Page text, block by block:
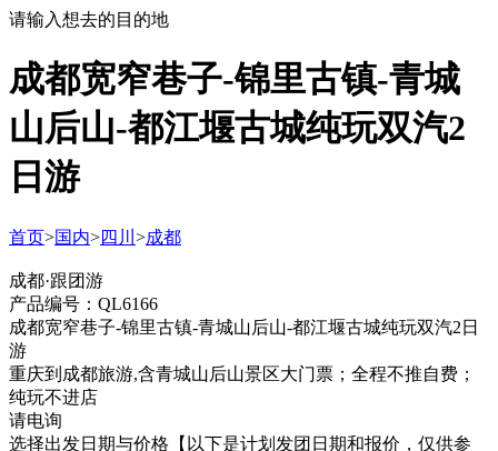
请输入想去的目的地
成都宽窄巷子-锦里古镇-青城
山后山-都江堰古城纯玩双汽2
日游
首页>国内>四川 >成都
成都·跟团游
产品编号：QL6166
成都宽窄巷子-锦里古镇-青城山后山-都江堰古城纯玩双汽2日
游
重庆到成都旅游,含青城山后山景区大门票；全程不推自费；
纯玩不进店
请电询
选择出发日期与价格 【以下是计划发团日期和报价，仅供参